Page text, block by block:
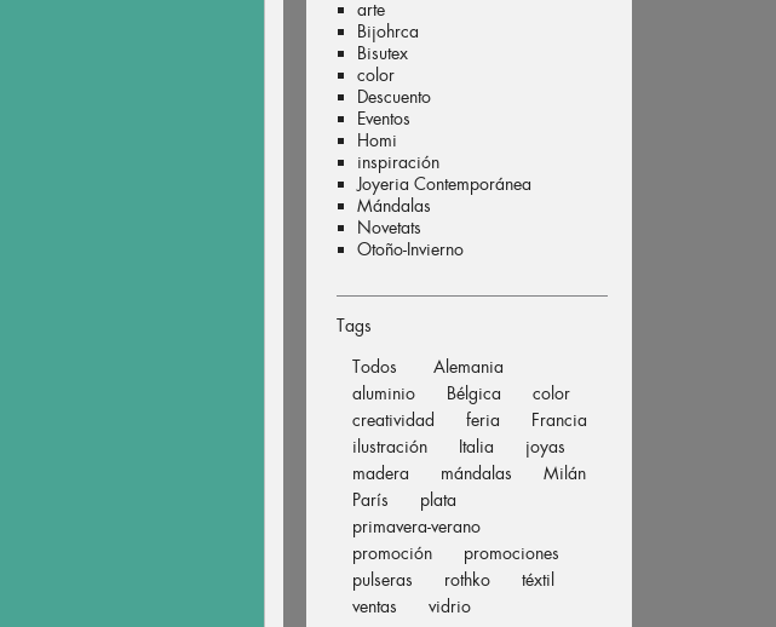
arte
Bijohrca
Bisutex
color
Descuento
Eventos
Homi
inspiración
Joyeria Contemporánea
Mándalas
Novetats
Otoño-Invierno
Tags
Todos
Alemania
aluminio
Bélgica
color
creatividad
feria
Francia
ilustración
Italia
joyas
madera
mándalas
Milán
París
plata
primavera-verano
promoción
promociones
pulseras
rothko
téxtil
ventas
vidrio